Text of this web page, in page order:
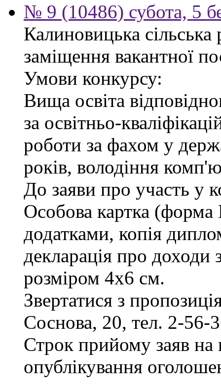
№ 9 (10486) субота, 5
Калиновицька
заміщення вакантної
Умови конкурсу:
Вища освіта
за освітньо-
роботи за фахом у
років, володіння
До заяви про участь у
Особова картка
додатками, копія
декларація про доходи
розміром 4х6 см.
Звертатися з
Соснова, 20, тел. 2-56-
Строк прийому заяв на
опублікування